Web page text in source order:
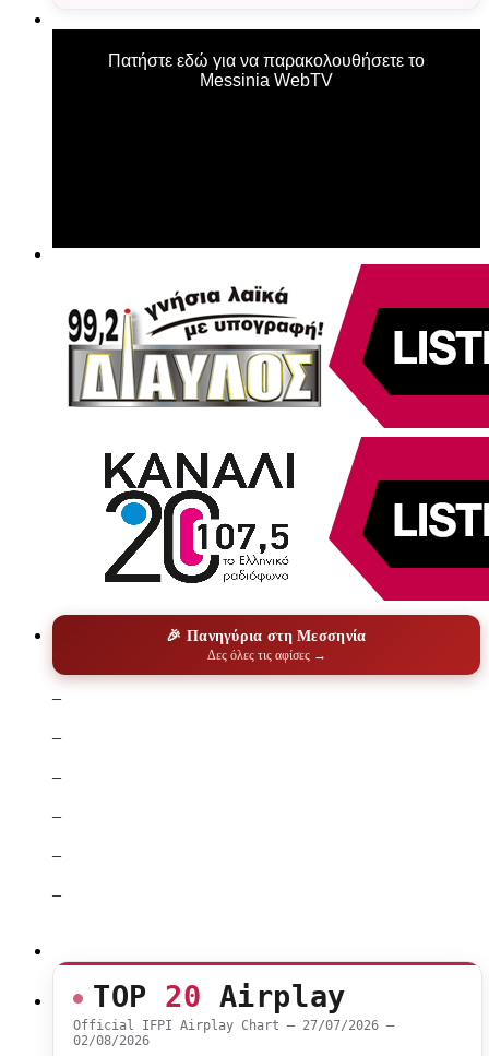
Πατήστε εδώ για να παρακολουθήσετε το
Messinia WebTV
🎉 Πανηγύρια στη Μεσσηνία
Δες όλες τις αφίσες →
–
–
–
–
–
–
TOP 20 Airplay
Official IFPI Airplay Chart — 27/07/2026 –
02/08/2026